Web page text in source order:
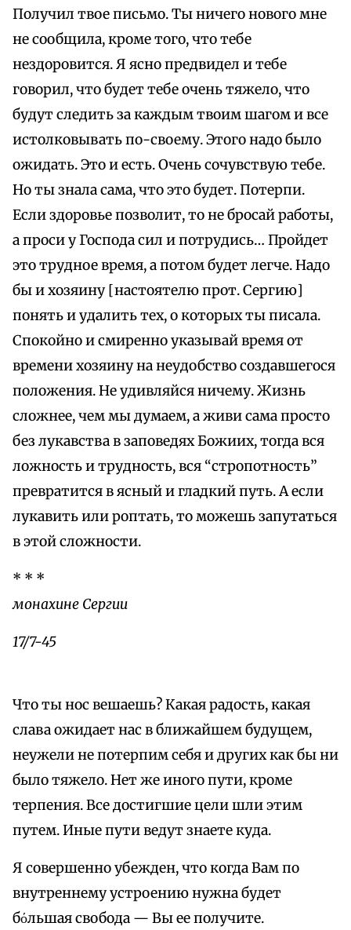
Получил твое письмо. Ты ничего нового мне
не сообщила, кроме того, что тебе
нездоровится. Я ясно предвидел и тебе
говорил, что будет тебе очень тяжело, что
будут следить за каждым твоим шагом и все
истолковывать по-своему. Этого надо было
ожидать. Это и есть. Очень сочувствую тебе.
Но ты знала сама, что это будет. Потерпи.
Если здоровье позволит, то не бросай работы,
а проси у Господа сил и потрудись… Пройдет
это трудное время, а потом будет легче. Надо
бы и хозяину [настоятелю прот. Сергию]
понять и удалить тех, о которых ты писала.
Спокойно и смиренно указывай время от
времени хозяину на неудобство создавшегося
положения. Не удивляйся ничему. Жизнь
сложнее, чем мы думаем, а живи сама просто
без лукавства в заповедях Божиих, тогда вся
ложность и трудность, вся “стропотность”
превратится в ясный и гладкий путь. А если
лукавить или роптать, то можешь запутаться
в этой сложности.
* * *
монахине Сергии
17/7-45
Что ты нос вешаешь? Какая радость, какая
слава ожидает нас в ближайшем будущем,
неужели не потерпим себя и других как бы ни
было тяжело. Нет же иного пути, кроме
терпения. Все достигшие цели шли этим
путем. Иные пути ведут знаете куда.
Я совершенно убежден, что когда Вам по
внутреннему устроению нужна будет
бόльшая свобода — Вы ее получите.